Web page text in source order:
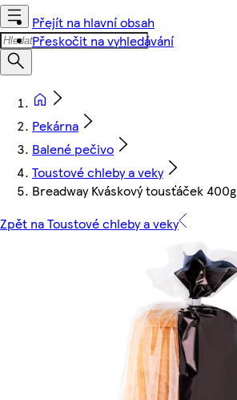
Přejít na hlavní obsah
Přeskočit na vyhledávání
Pekárna
Balené pečivo
Toustové chleby a veky
Breadway Kváskový tousťáček 400g
Zpět na Toustové chleby a veky